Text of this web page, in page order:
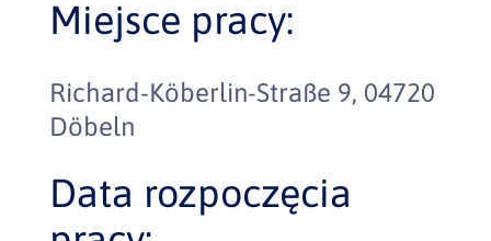
Miejsce pracy:
Richard-Köberlin-Straße 9, 04720
Döbeln
Data rozpoczęcia